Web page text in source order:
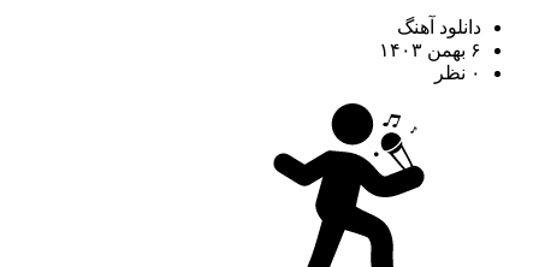
دانلود آهنگ
۶ بهمن ۱۴۰۳
۰ نظر